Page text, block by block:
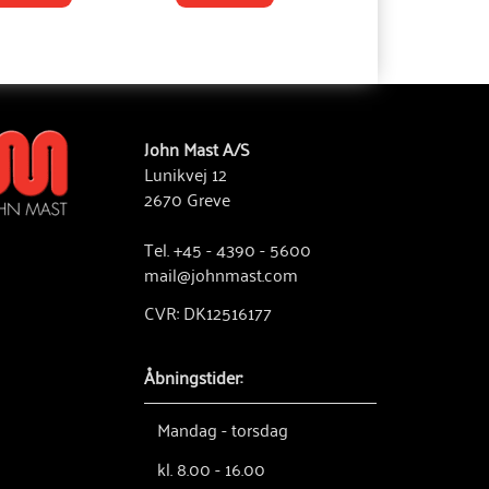
John Mast A/S
Lunikvej 12
2670 Greve
Tel. +45 - 4390 - 5600
mail@johnmast.com
CVR: DK12516177
Åbningstider:
Mandag - torsdag
kl. 8.00 - 16.00